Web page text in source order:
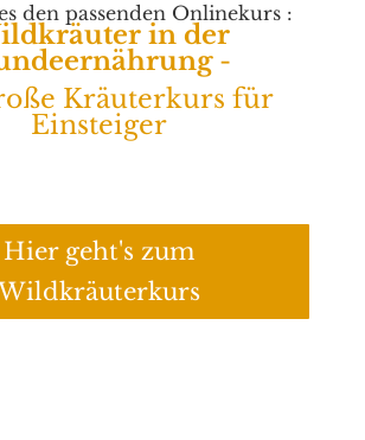
den passenden Onlinekurs :
in der
-
Kräuterkurs für
Einsteiger
Hier geht's zum